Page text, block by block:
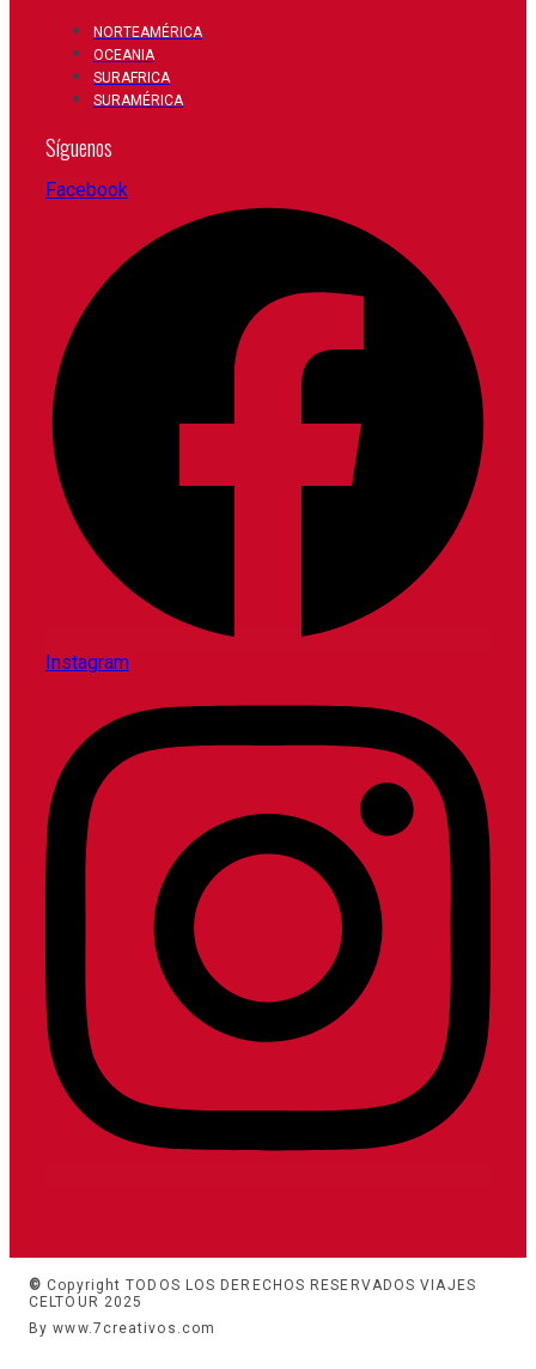
NORTEAMÉRICA
OCEANIA
SURAFRICA
SURAMÉRICA
Síguenos
Facebook
Instagram
© Copyright TODOS LOS DERECHOS RESERVADOS VIAJES
CELTOUR 2025
By www.7creativos.com